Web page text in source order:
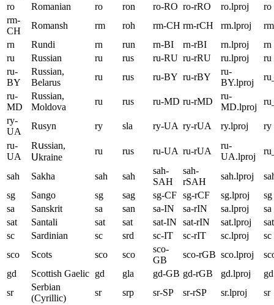
ro
Romanian ro ron ro-RO ro-rRO ro.lproj
ro
rm-
CH
Romansh rm roh rm-CH rm-rCH rm.lproj
rm
rn
Rundi rn run rn-BI rn-rBI rn.lproj
rn
ru
Russian ru rus ru-RU ru-rRU ru.lproj
ru
ru-
BY
Russian,
Belarus
ru rus ru-BY ru-rBY
ru-
BY.lproj
ru-
MD
Russian,
Moldova
ru rus ru-MD ru-rMD
ru-
MD.lproj
ry-
UA
Rusyn ry sla ry-UA ry-rUA ry.lproj
ry
ru-
UA
Rսssian,
Սkraine
ru rus ru-UA ru-rUA
ru-
UA.lproj
sah Sakha sah sah
sah-
SAH
sah-
rSAH
sah.lproj
sg
Sango sg sag sg-CF sg-rCF sg.lproj
sg
sa
Sanskrit sa san sa-IN sa-rIN sa.lproj
sa
sat
Santali sat sat sat-IN sat-rIN sat.lproj
sat
sc
Sardinian sc srd sc-IT sc-rIT sc.lproj
sc
sco
Scots sco sco
sco-
GB
sco-rGB sco.lproj
gd
Scottish Gaelic gd gla gd-GB gd-rGB gd.lproj
gd
sr
Serbian
(Cyrillic)
sr srp sr-SP sr-rSP sr.lproj sr